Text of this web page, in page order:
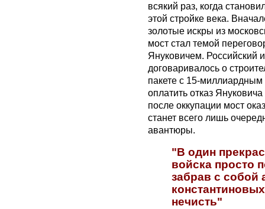
всякий раз, когда
этой стройке века.
золотые искры из
мост стал темой
Януковичем. Российский
договаривалось о
пакете с 15-
оплатить отказ
после оккупации мост
станет всего лишь
авантюры.
"В один
войска просто
забрав с собой
нечисть"